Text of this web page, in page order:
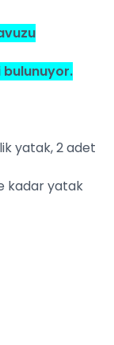
bulunuyor.
yatak, 2 adet
kadar yatak